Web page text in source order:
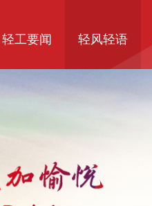
轻工要闻 轻风轻语